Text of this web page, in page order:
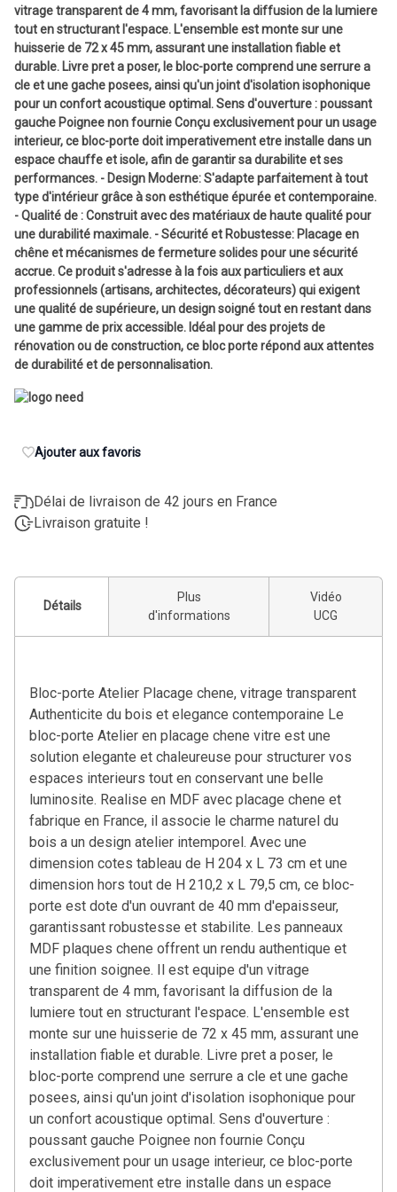
vitrage transparent de 4 mm, favorisant la diffusion de la lumiere
tout en structurant l'espace. L'ensemble est monte sur une
huisserie de 72 x 45 mm, assurant une installation fiable et
durable. Livre pret a poser, le bloc-porte comprend une serrure a
cle et une gache posees, ainsi qu'un joint d'isolation isophonique
pour un confort acoustique optimal. Sens d'ouverture : poussant
gauche Poignee non fournie Conçu exclusivement pour un usage
interieur, ce bloc-porte doit imperativement etre installe dans un
espace chauffe et isole, afin de garantir sa durabilite et ses
performances. - Design Moderne: S'adapte parfaitement à tout
type d'intérieur grâce à son esthétique épurée et contemporaine.
- Qualité de : Construit avec des matériaux de haute qualité pour
une durabilité maximale. - Sécurité et Robustesse: Placage en
chêne et mécanismes de fermeture solides pour une sécurité
accrue. Ce produit s'adresse à la fois aux particuliers et aux
professionnels (artisans, architectes, décorateurs) qui exigent
une qualité de supérieure, un design soigné tout en restant dans
une gamme de prix accessible. Idéal pour des projets de
rénovation ou de construction, ce bloc porte répond aux attentes
de durabilité et de personnalisation.
Ajouter aux favoris
Délai de livraison de 42 jours en France
Livraison gratuite !
Détails
Plus
d'informations
Vidéo
UCG
Bloc-porte Atelier Placage chene, vitrage transparent
Authenticite du bois et elegance contemporaine Le
bloc-porte Atelier en placage chene vitre est une
solution elegante et chaleureuse pour structurer vos
espaces interieurs tout en conservant une belle
luminosite. Realise en MDF avec placage chene et
fabrique en France, il associe le charme naturel du
bois a un design atelier intemporel. Avec une
dimension cotes tableau de H 204 x L 73 cm et une
dimension hors tout de H 210,2 x L 79,5 cm, ce bloc-
porte est dote d'un ouvrant de 40 mm d'epaisseur,
garantissant robustesse et stabilite. Les panneaux
MDF plaques chene offrent un rendu authentique et
une finition soignee. Il est equipe d'un vitrage
transparent de 4 mm, favorisant la diffusion de la
lumiere tout en structurant l'espace. L'ensemble est
monte sur une huisserie de 72 x 45 mm, assurant une
installation fiable et durable. Livre pret a poser, le
bloc-porte comprend une serrure a cle et une gache
posees, ainsi qu'un joint d'isolation isophonique pour
un confort acoustique optimal. Sens d'ouverture :
poussant gauche Poignee non fournie Conçu
exclusivement pour un usage interieur, ce bloc-porte
doit imperativement etre installe dans un espace